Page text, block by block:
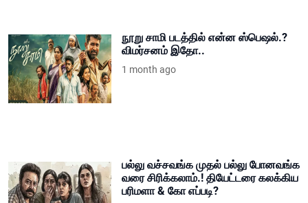
நூறு சாமி படத்தில் என்ன ஸ்பெஷல்.?
விமர்சனம் இதோ..
1 month ago
பல்லு வச்சவங்க முதல் பல்லு போனவங்க
வரை சிரிக்கலாம்.! தியேட்டரை கலக்கிய
பரிமளா & கோ எப்படி?